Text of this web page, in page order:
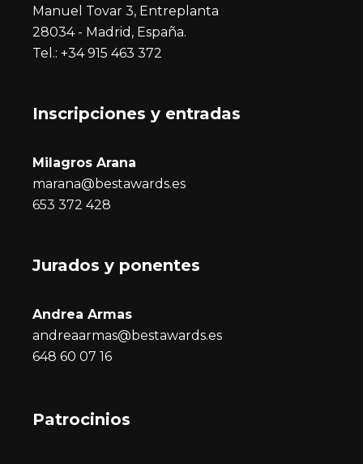
Manuel Tovar 3, Entreplanta
28034 - Madrid, España.
Tel.: +34 915 463 372
Inscripciones y entradas
Milagros Arana
marana@bestawards.es
653 372 428
Jurados y ponentes
Andrea Armas
andreaarmas@bestawards.es
648 60 07 16
Patrocinios